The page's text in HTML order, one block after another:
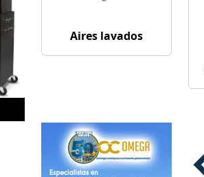
Aires lavados